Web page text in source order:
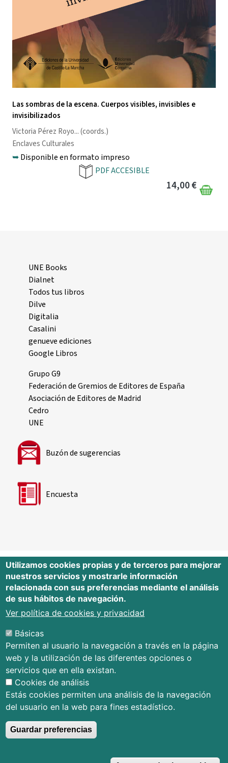
Las sombras de la escena. Cuerpos visibles, invisibles e
invisibilizados
Victoria Pérez Royo... (coords.)
Enclaves Culturales
➥Disponible en formato impreso
PDF ACCESIBLE
14,00 €
UNE Books
Dialnet
Todos tus libros
Dilve
Digitalia
Casalini
genueve ediciones
Google Libros
Grupo G9
Federación de Gremios de Editores de España
Asociación de Editores de Madrid
Cedro
UNE
Buzón de sugerencias
Encuesta
Editorial Universidad de Cantabria
Edificio Tres Torres, Torre C, planta –1
Avda. Los Castros s/n - 39005
Tfno.: 942 201 087 - 942 201 291
E-mail:publica@unican.es
Términos y condiciones
Mapa Web
Accesibilidad
Utilizamos cookies propias y de terceros para mejorar
nuestros servicios y mostrarle información
relacionada con sus preferencias mediante el análisis
de sus hábitos de navegación.
Ver política de cookies y privacidad
Básicas
Permiten al usuario la navegación a través en la página
web y la utilización de las diferentes opciones o
servicios que en ella existan.
Cookies de análisis
Estás cookies permiten una análisis de la navegación
del usuario en la web para fines estadístico.
Guardar preferencias